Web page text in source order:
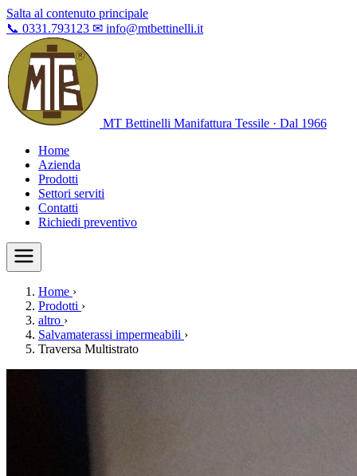
Salta al contenuto principale
📞 0331.793123 ✉ info@mtbettinelli.it
MT Bettinelli Manifattura Tessile · Dal 1966
Home
Azienda
Prodotti
Settori serviti
Contatti
Richiedi preventivo
Home ›
Prodotti ›
altro ›
Salvamaterassi impermeabili ›
Traversa Multistrato